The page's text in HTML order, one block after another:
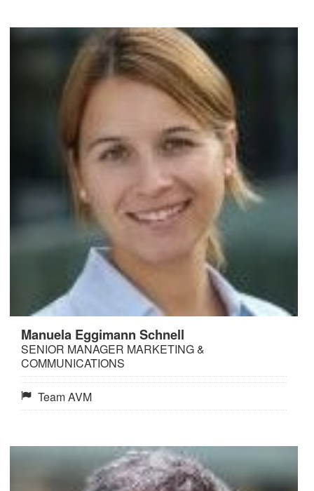
Manuela Eggimann Schnell
SENIOR MANAGER MARKETING &
COMMUNICATIONS
Team AVM